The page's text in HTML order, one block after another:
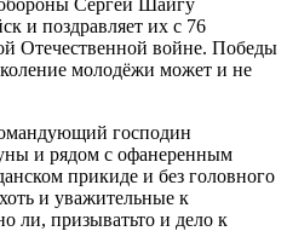
и поздравляет их с 76
Отечественной войне. Победы
молодёжи может и не
господин
и рядом с офанеренным
прикиде и без головного
и уважительные к
ли, призыватьто и дело к